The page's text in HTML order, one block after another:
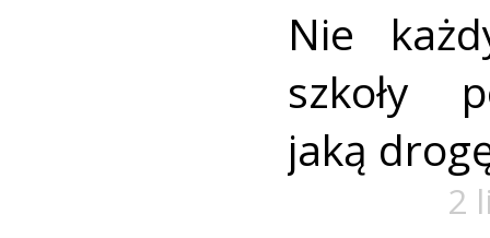
Nie
szkoły
jaką
2